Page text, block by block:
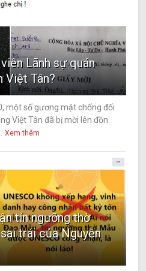
Lãnh sự quán
Việt Tân?
một số gương mặt chống đối
Việt Tân đã bị mời lên đồn
Xem thêm
tín ngưỡng thờ
trái của Nguyễn